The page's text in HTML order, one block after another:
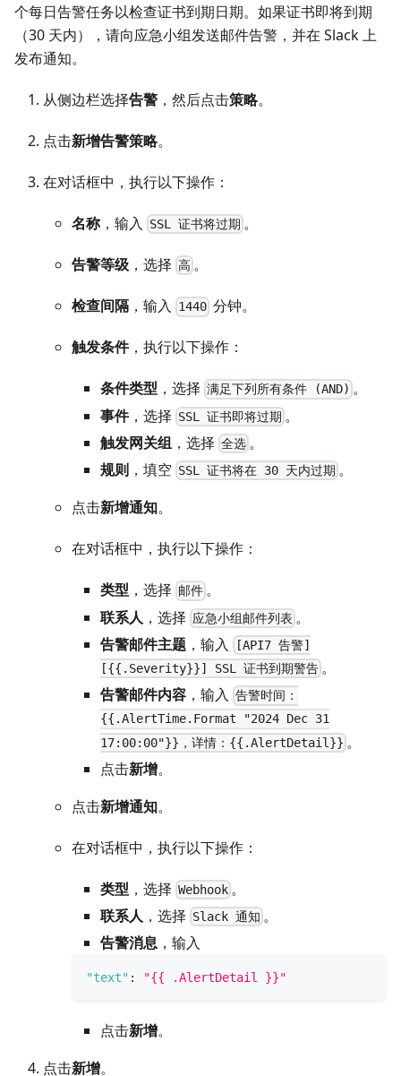
个每日告警任务以检查证书到期日期。如果证书即将到期
（30 天内），请向应急小组发送邮件告警，并在 Slack 上
发布通知。
从侧边栏选择告警 ，然后点击策略。
点击新增告警策略。
在对话框中，执行以下操作：
名称，输入 SSL 证书将过期 。
告警等级 ，选择 高 。
检查间隔 ，输入 1440 分钟。
触发条件，执行以下操作：
条件类型 ，选择 满足下列所有条件 (AND) 。
事件，选择 SSL 证书即将过期 。
触发网关组 ，选择 全选 。
规则 ，填空 SSL 证书将在 30 天内过期 。
点击新增通知。
在对话框中，执行以下操作：
类型 ，选择 邮件 。
联系人 ，选择 应急小组邮件列表 。
告警邮件主题 ，输入
[API7 告警]
[{{.Severity}}] SSL 证书到期警告 。
告警邮件内容 ，输入 告警时间：
{{.AlertTime.Format "2024 Dec 31
17:00:00"}}，详情：{{.AlertDetail}} 。
点击新增。
点击新增通知。
在对话框中，执行以下操作：
类型 ，选择 Webhook 。
联系人 ，选择 Slack 通知 。
告警消息 ，输入
"text" : "{{ .AlertDetail }}"
点击新增。
点击新增。